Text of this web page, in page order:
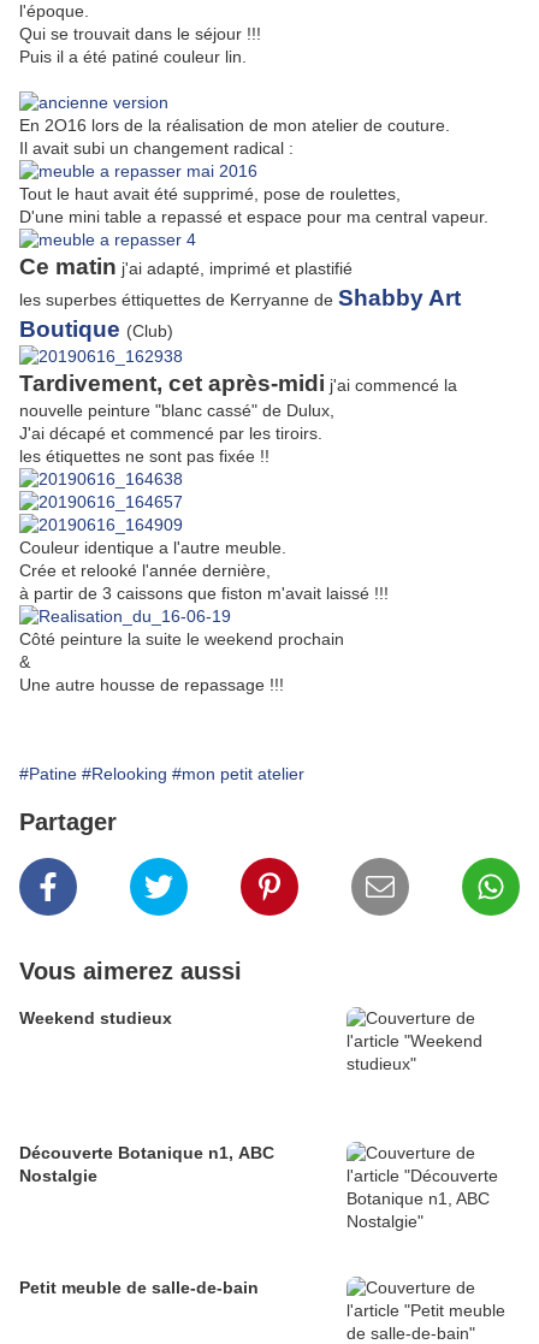
l'époque.
Qui se trouvait dans le séjour !!!
Puis il a été patiné couleur lin.
En 2O16 lors de la réalisation de mon atelier de couture.
Il avait subi un changement radical :
Tout le haut avait été supprimé, pose de roulettes,
D'une mini table a repassé et espace pour ma central vapeur.
Ce matin j'ai adapté, imprimé et plastifié
les superbes éttiquettes de Kerryanne de Shabby Art
Boutique (Club)
Tardivement, cet après-midi j'ai commencé la
nouvelle peinture "blanc cassé" de Dulux,
J'ai décapé et commencé par les tiroirs.
les étiquettes ne sont pas fixée !!
Couleur identique a l'autre meuble.
Crée et relooké l'année dernière,
à partir de 3 caissons que fiston m'avait laissé !!!
Côté peinture la suite le weekend prochain
&
Une autre housse de repassage !!!
#Patine #Relooking #mon petit atelier
Partager
Vous aimerez aussi
Weekend studieux
Découverte Botanique n1, ABC
Nostalgie
Petit meuble de salle-de-bain